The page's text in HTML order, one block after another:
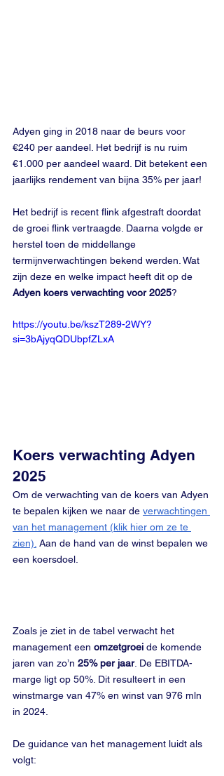
Adyen ging in 2018 naar de beurs voor
€240 per aandeel. Het bedrijf is nu ruim
€1.000 per aandeel waard. Dit betekent een
jaarlijks rendement van bijna 35% per jaar!
Het bedrijf is recent flink afgestraft doordat
de groei flink vertraagde. Daarna volgde er
herstel toen de middellange
termijnverwachtingen bekend werden. Wat
zijn deze en welke impact heeft dit op de
Adyen koers verwachting voor 2025?
https://youtu.be/kszT289-2WY?
si=3bAjyqQDUbpfZLxA
Koers verwachting Adyen
2025
Om de verwachting van de koers van Adyen
te bepalen kijken we naar de verwachtingen
van het management (klik hier om ze te
zien). Aan de hand van de winst bepalen we
een koersdoel.
Zoals je ziet in de tabel verwacht het
management een omzetgroei de komende
jaren van zo’n 25% per jaar. De EBITDA-
marge ligt op 50%. Dit resulteert in een
winstmarge van 47% en winst van 976 mln
in 2024.
De guidance van het management luidt als
volgt: